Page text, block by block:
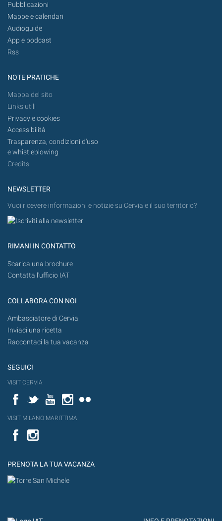
Pubblicazioni
Mappe e calendari
Audioguide
App e podcast
Rss
NOTE PRATICHE
Mappa del sito
Links utili
Privacy e cookies
Accessibilità
Trasparenza, condizioni d'uso
e whistleblowing
Credits
NEWSLETTER
Vuoi ricevere informazioni e notizie su Cervia e il suo territorio?
RIMANI IN CONTATTO
Scarica una brochure
Contatta l'ufficio IAT
COLLABORA CON NOI
Ambasciatore di Cervia
Inviaci una ricetta
Raccontaci la tua vacanza
SEGUICI
VISIT CERVIA
FacebookTwitterYouTubeInstagram
VISIT MILANO MARITTIMA
Facebook
PRENOTA LA TUA VACANZA